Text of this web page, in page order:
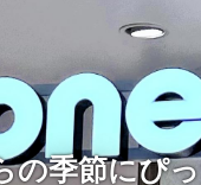
の季節にぴ